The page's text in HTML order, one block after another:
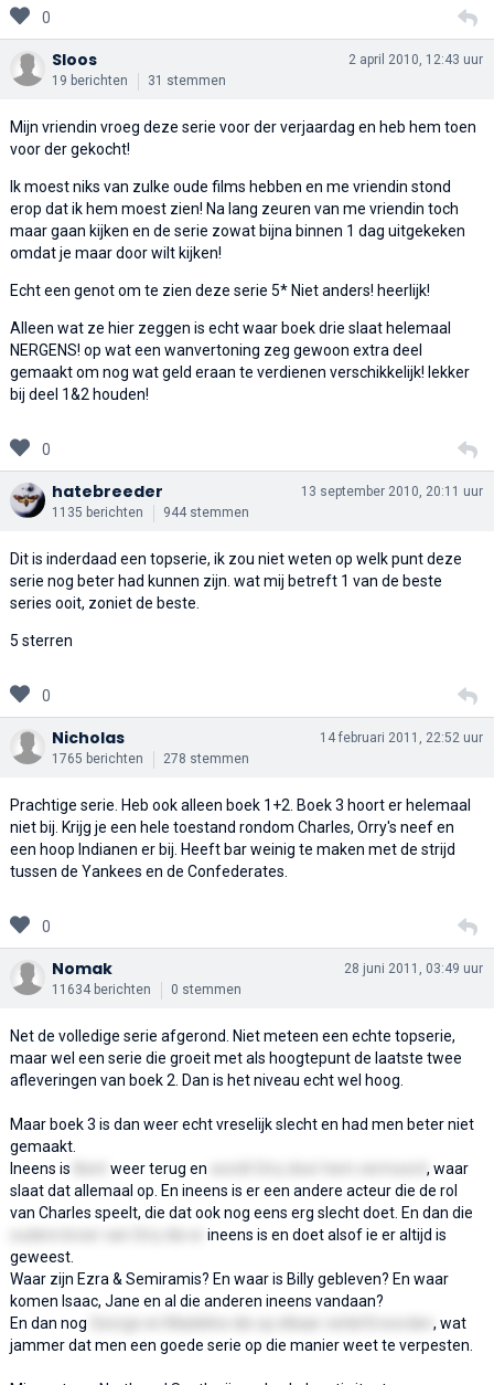
0
Sloos
19 berichten 31 stemmen
2 april 2010, 12:43 uur
Mijn vriendin vroeg deze serie voor der verjaardag en heb hem toen
voor der gekocht!
Ik moest niks van zulke oude films hebben en me vriendin stond
erop dat ik hem moest zien! Na lang zeuren van me vriendin toch
maar gaan kijken en de serie zowat bijna binnen 1 dag uitgekeken
omdat je maar door wilt kijken!
Echt een genot om te zien deze serie 5* Niet anders! heerlijk!
Alleen wat ze hier zeggen is echt waar boek drie slaat helemaal
NERGENS! op wat een wanvertoning zeg gewoon extra deel
gemaakt om nog wat geld eraan te verdienen verschikkelijk! lekker
bij deel 1&2 houden!
0
hatebreeder
1135 berichten 944 stemmen
13 september 2010, 20:11 uur
Dit is inderdaad een topserie, ik zou niet weten op welk punt deze
serie nog beter had kunnen zijn. wat mij betreft 1 van de beste
series ooit, zoniet de beste.
5 sterren
0
Nicholas
1765 berichten 278 stemmen
14 februari 2011, 22:52 uur
Prachtige serie. Heb ook alleen boek 1+2. Boek 3 hoort er helemaal
niet bij. Krijg je een hele toestand rondom Charles, Orry's neef en
een hoop Indianen er bij. Heeft bar weinig te maken met de strijd
tussen de Yankees en de Confederates.
0
Nomak
11634 berichten 0 stemmen
28 juni 2011, 03:49 uur
Net de volledige serie afgerond. Niet meteen een echte topserie,
maar wel een serie die groeit met als hoogtepunt de laatste twee
afleveringen van boek 2. Dan is het niveau echt wel hoog.
Maar boek 3 is dan weer echt vreselijk slecht en had men beter niet
gemaakt.
Ineens is
weer terug en
, waar
slaat dat allemaal op. En ineens is er een andere acteur die de rol
van Charles speelt, die dat ook nog eens erg slecht doet. En dan die
ineens is en doet alsof ie er altijd is
geweest.
Waar zijn Ezra & Semiramis? En waar is Billy gebleven? En waar
komen Isaac, Jane en al die anderen ineens vandaan?
En dan nog
, wat
jammer dat men een goede serie op die manier weet te verpesten.